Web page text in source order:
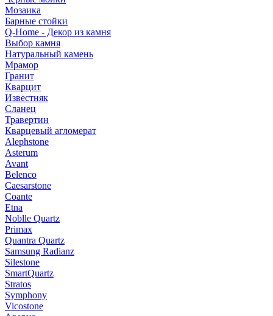
Мозаика
Барные стойки
Q-Home - Декор из камня
Выбор камня
Натуральный камень
Мрамор
Гранит
Кварцит
Известняк
Сланец
Травертин
Кварцевый агломерат
Alephstone
Asterum
Avant
Belenco
Caesarstone
Coante
Etna
Noblle Quartz
Primax
Quantra Quartz
Samsung Radianz
Silestone
SmartQuartz
Stratos
Symphony
Vicostone